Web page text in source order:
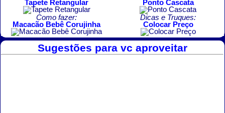
Tapete Retangular
Ponto Cascata
Como fazer:
Macacão Bebê Corujinha
Dicas e Truques:
Colocar Preço
Sugestões para vc aproveitar